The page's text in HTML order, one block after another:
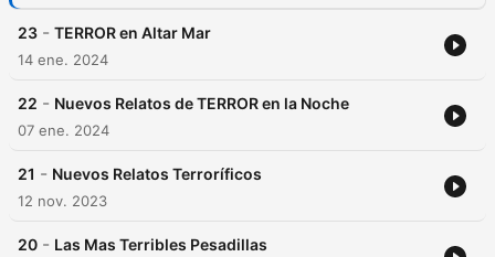
23 - TERROR en Altar Mar
14 ene. 2024
22 - Nuevos Relatos de TERROR en la Noche
07 ene. 2024
21 - Nuevos Relatos Terroríficos
12 nov. 2023
20 - Las Mas Terribles Pesadillas